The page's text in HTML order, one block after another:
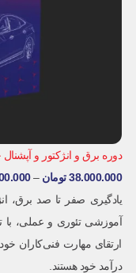
دوره برق و انژکتور و
38.000.000 تومان –
آموزشی تئوری و عملی،
ارتقای مهارت فنی‌کاران
درآمد خود هستند.